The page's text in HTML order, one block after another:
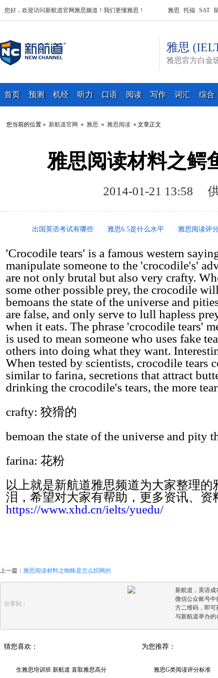
您好，欢迎访问新航道官网雅思频道！我们更懂雅思！ 雅思 托福 SAT
雅思
雅思官方白金
首页 预测 机经 听力 口语 阅读 写作 词汇 综合
您当前的位置 » 新航道官网 » 雅思 » 雅思阅读 » 文章正文
雅思阅读材料之鳄
2014-01-21 13:58
出国英语考试有哪些 雅思6.5是什么水平 雅思阅读评
'Crocodile tears' is a famous western
manipulate someone to the 'crocodile's'
are not only brutal but also very crafty.
some other possible prey, the crocodile
bemoans the state of the universe and
are false, and only serve to lull hapless
when it eats. The phrase 'crocodile tears'
is used to mean someone who uses fake
others into doing what they want.
When tested by scientists, crocodile tears
similar to farina, secretions that attract
drinking the crocodile's tears, the more
crafty: 狡猾的
bemoan the state of the universe and pity
farina: 花粉
以上就是新航道雅思频道为大家整理
泪，希望对大家有帮助，更多资讯、
https://www.xhd.cn/ielts/yuedu/
上一篇： 雅思阅读材料之蜘蛛是怎么织网的
分享到：
新航道，英语
微信公众账号中
方二维码，即可
与新航道举办的
猜您喜欢：
生雅思培训班 新航道 直取雅思高分
为您推荐：
雅思G类阅读评分标准